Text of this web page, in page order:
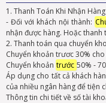
1. Thanh Toán Khi Nhận Hàng
- Đối với khách nội thành:
nhận được hàng. Hoặc thanh
2. Thanh toán qua chuyển
Chuyển khoản trươc 30%
Chuyển khoản trước 50% -
Áp dụng cho tất cả khách
của nhiều ngân hàng để tiện
Thông tin chi tiết về số tài